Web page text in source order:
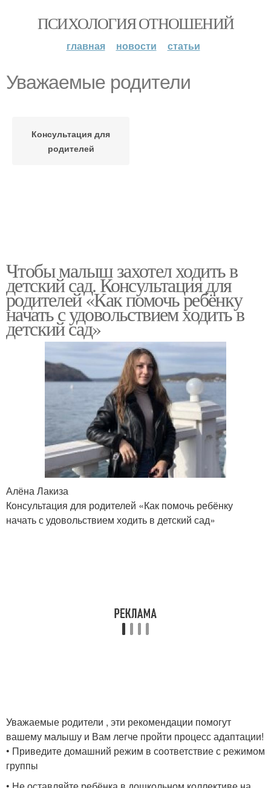
ПСИХОЛОГИЯ ОТНОШЕНИЙ
главная новости статьи
Уважаемые родители
Консультация для
родителей
Чтобы малыш захотел ходить в
детский сад. Консультация для
родителей «Как помочь ребёнку
начать с удовольствием ходить в
детский сад»
Алёна Лакиза
Консультация для родителей «Как помочь ребёнку
начать с удовольствием ходить в детский сад»
Уважаемые родители , эти рекомендации помогут
вашему малышу и Вам легче пройти процесс адаптации!
• Приведите домашний режим в соответствие с режимом
группы